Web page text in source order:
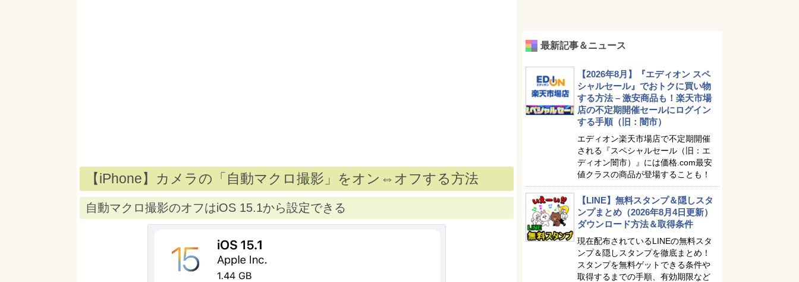
【iPhone】カメラの「自動マクロ撮影」をオン⇔オフする方法
自動マクロ撮影のオフはiOS 15.1から設定できる
最新記事＆ニュース
【2026年8月】『エディオン スペ
シャルセール』でおトクに買い物
する方法 – 激安商品も！楽天市場
店の不定期開催セールにログイン
する手順（旧：闇市）
エディオン楽天市場店で不定期開催
される『スペシャルセール（旧：エ
ディオン闇市）』には価格.com最安
値クラスの商品が登場することも！
【LINE】無料スタンプ＆隠しスタ
ンプまとめ（2026年8月4日更新）
ダウンロード方法＆取得条件
現在配布されているLINEの無料スタ
ンプ＆隠しスタンプを徹底まとめ！
スタンプを無料ゲットできる条件や
取得するまでの手順、有効期限など